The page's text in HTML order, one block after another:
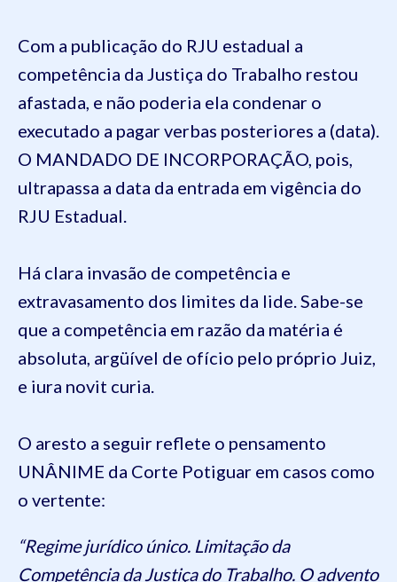
Com a publicação do RJU estadual a
competência da Justiça do Trabalho restou
afastada, e não poderia ela condenar o
executado a pagar verbas posteriores a (data).
O MANDADO DE INCORPORAÇÃO, pois,
ultrapassa a data da entrada em vigência do
RJU Estadual.
Há clara invasão de competência e
extravasamento dos limites da lide. Sabe-se
que a competência em razão da matéria é
absoluta, argüível de ofício pelo próprio Juiz,
e iura novit curia.
O aresto a seguir reflete o pensamento
UNÂNIME da Corte Potiguar em casos como
o vertente:
“Regime jurídico único. Limitação da
Competência da Justiça do Trabalho. O advento